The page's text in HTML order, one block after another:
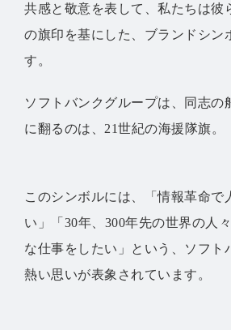
共感と敬意を表して、私たちは彼
の旗印を基にした、ブランドシン
す。
ソフトバンクグループは、同志の
に翻るのは、21世紀の海援隊旗。
このシンボルには、「情報革命で
い」「30年、300年先の世界の人
な仕事をしたい」という、ソフト
熱い思いが表象されています。